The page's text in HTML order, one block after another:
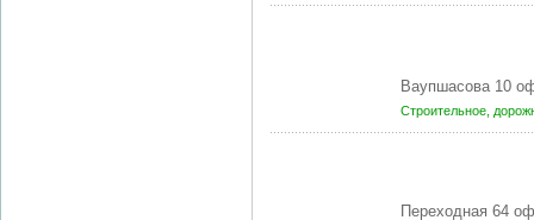
Ваупшасова 10
Строительное,
Переходная 64